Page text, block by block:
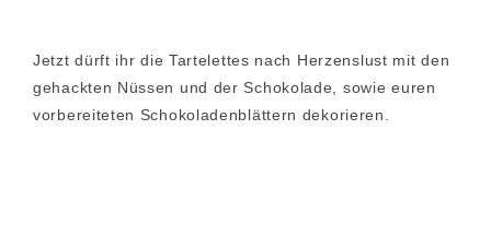
Jetzt dürft ihr die Tartelettes nach Herzenslust mit den
gehackten Nüssen und der Schokolade, sowie euren
vorbereiteten Schokoladenblättern dekorieren.